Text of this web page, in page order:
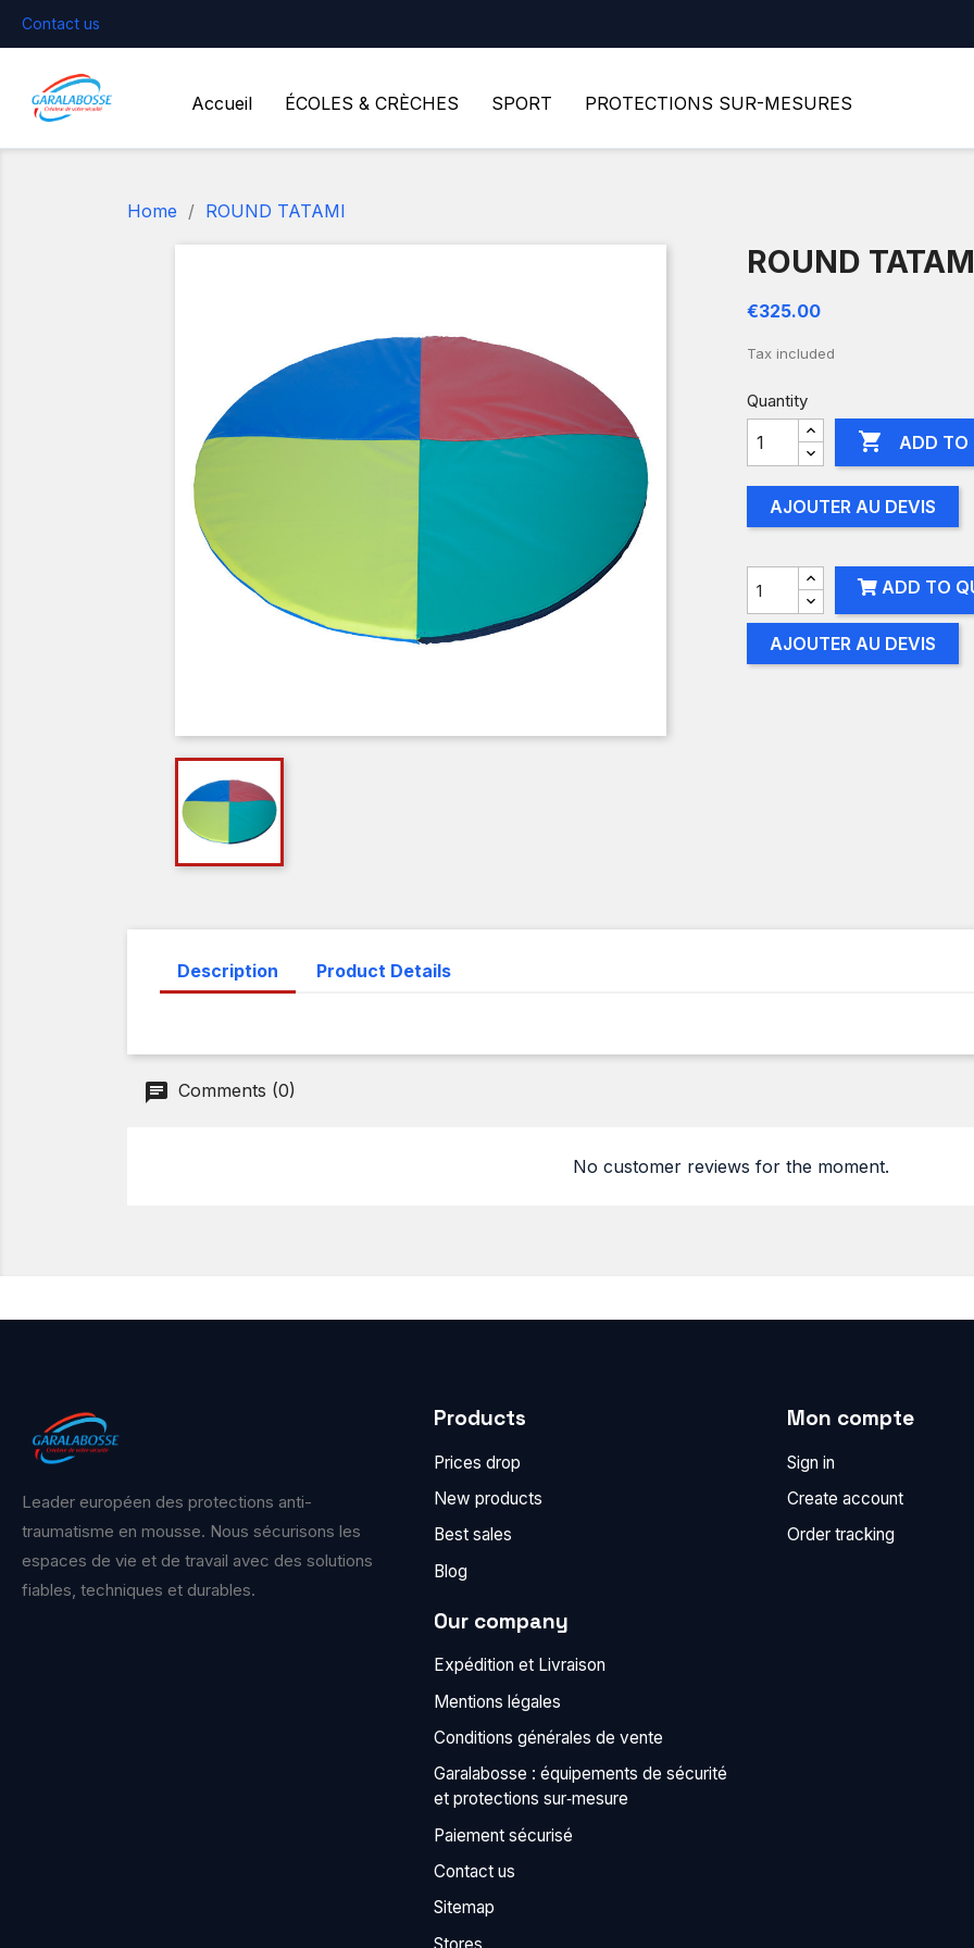
Contact us
Accueil ÉCOLES & CRÈCHES SPORT PROTECTIONS SUR-MESURES
Home ROUND TATAMI
ROUND
€325.00
Tax included
Quantity
 ADD TO
AJOUTER AU DEVIS
ADD TO
AJOUTER AU DEVIS
Description Product Details
Comments (0)
No customer reviews for the moment.
Leader européen des protections anti-
traumatisme en mousse. Nous sécurisons les
espaces de vie et de travail avec des solutions
fiables, techniques et durables.
Products
Prices drop
New products
Best sales
Blog
Our company
Expédition et Livraison
Mentions légales
Conditions générales de vente
Garalabosse : équipements de sécurité
et protections sur‑mesure
Paiement sécurisé
Contact us
Sitemap
Mon compte
Sign in
Create account
Order tracking